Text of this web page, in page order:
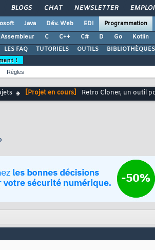
BLOGS CHAT NEWSLETTER EMPLOI
Java Dév. Web EDI Programmation
Assembleur C C++ C# D Go Kotlin
LES FAQ TUTORIELS OUTILS BIBLIOTHÈQUES
!
Règles
[Projet en cours] Retro Cloner, un outil